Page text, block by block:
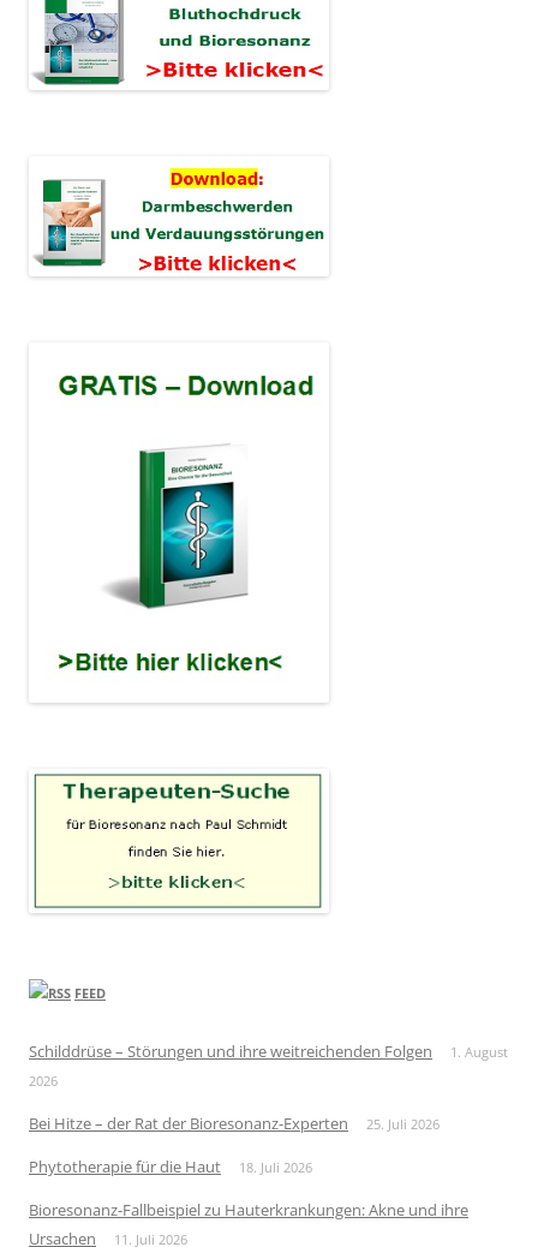
FEED
Schilddrüse – Störungen und ihre weitreichenden Folgen
1. August
2026
Bei Hitze – der Rat der Bioresonanz-Experten 25. Juli 2026
Phytotherapie für die Haut 18. Juli 2026
Bioresonanz-Fallbeispiel zu Hauterkrankungen: Akne und ihre
Ursachen
11. Juli 2026